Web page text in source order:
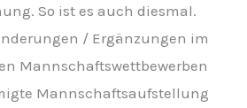
So ist es auch diesmal.
/ Ergänzungen im
Mannschaftswettbewerben
Mannschaftsaufstellung